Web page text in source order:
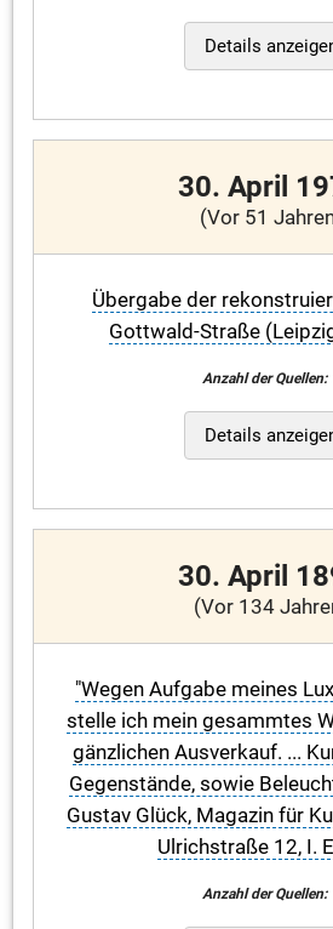
Details
30. April
(Vor 51
Übergabe der
Gottwald-Straße
Anzahl der Quellen:
Details
30. April
(Vor 134
"Wegen Aufgabe meines
stelle ich mein gesammtes
gänzlichen Ausverkauf. ...
Gegenstände, sowie
Gustav Glück, Magazin für
Ulrichstraße 12, I.
Anzahl der Quellen: